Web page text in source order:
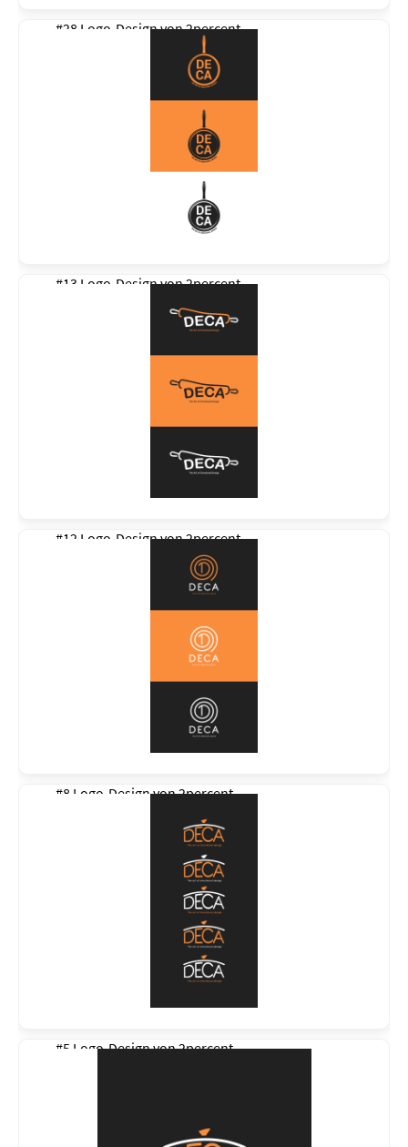
#28 Logo-Design von2percent
#13 Logo-Design von2percent
#12 Logo-Design von2percent
#8 Logo-Design von2percent
#5 Logo-Design von2percent